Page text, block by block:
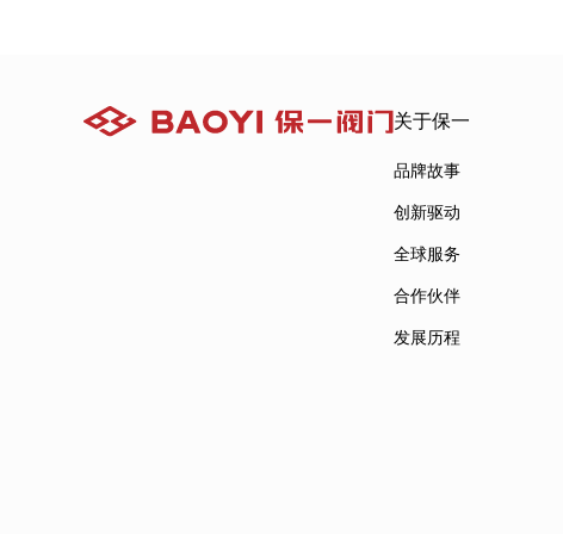
关于保一
品牌故事
创新驱动
全球服务
合作伙伴
发展历程